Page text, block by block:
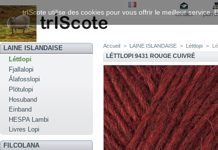
contact plan
LAINE ISLANDAISE
Léttlopi
Fjallalopi
Álafosslopi
Plötulopi
Hosuband
Einband
HESPA Lambi
Livres Lopi
FILCOLANA
Accueil > LAINE ISLANDAISE > Léttlopi >
LÉTTLOPI 9431 ROUGE CUIVRÉ
trIScote utilise des cookies pour vous offrir le meilleur